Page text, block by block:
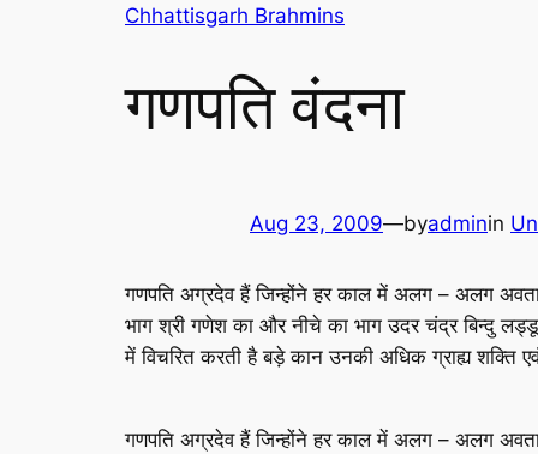
Chhattisgarh Brahmins
गणपति वंदना
Aug 23, 2009—byadminin
गणपति अग्रदेव हैं जिन्होंने हर काल में अलग – अलग
भाग श्री गणेश का और नीचे का भाग उदर चंद्र बिन्दु
में विचरित करती है बड़े कान उनकी अधिक ग्राह्य शक्ति
गणपति अग्रदेव हैं जिन्होंने हर काल में अलग – अलग